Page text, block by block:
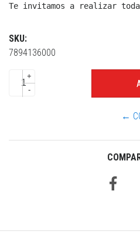
Te invitamos a realizar
SKU:
7894136000
+
-
←